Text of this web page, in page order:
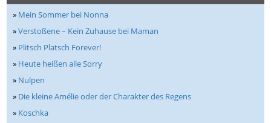
» Mein Sommer bei Nonna
»Verstoßene – Kein Zuhause bei Maman
» Plitsch Platsch Forever!
» Heute heißen alle Sorry
» Nulpen
» Die kleine Amélie oder der Charakter des Regens
» Koschka